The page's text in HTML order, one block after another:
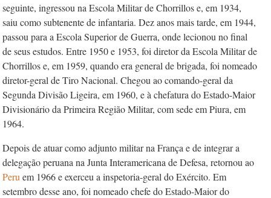
seguinte, ingressou na Escola Militar de Chorrillos e, em 1934,
saiu como subtenente de infantaria. Dez anos mais tarde, em 1944,
passou para a Escola Superior de Guerra, onde lecionou no final
de seus estudos. Entre 1950 e 1953, foi diretor da Escola Militar de
Chorrillos e, em 1959, quando era general de brigada, foi nomeado
diretor-geral de Tiro Nacional. Chegou ao comando-geral da
Segunda Divisão Ligeira, em 1960, e à chefatura do Estado-Maior
Divisionário da Primeira Região Militar, com sede em Piura, em
1964.
Depois de atuar como adjunto militar na França e de integrar a
delegação perua­na na Junta Interamericana de Defesa, retornou ao
Peru em 1966 e exerceu a inspetoria-geral do Exército. Em
setembro desse ano, foi nomeado chefe do Estado-Maior do